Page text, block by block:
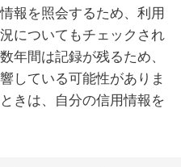
報を照会するため、利用
についてもチェックされ
年間は記録が残るため、
している可能性がありま
きは、自分の信用情報を